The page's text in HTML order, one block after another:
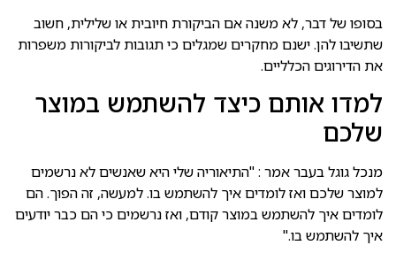
בסופו של דבר, לא משנה אם הביקורת חיובית או שלילית, חשוב
שתשיבו להן. ישנם מחקרים שמגלים כי תגובות לביקורות משפרות
את הדירוגים הכלליים.
למדו אותם כיצד להשתמש במוצר
שלכם
מנכל גוגל בעבר אמר : "התיאוריה שלי היא שאנשים לא נרשמים
למוצר שלכם ואז לומדים איך להשתמש בו. למעשה, זה הפוך. הם
לומדים איך להשתמש במוצר קודם, ואז נרשמים כי הם כבר יודעים
איך להשתמש בו."